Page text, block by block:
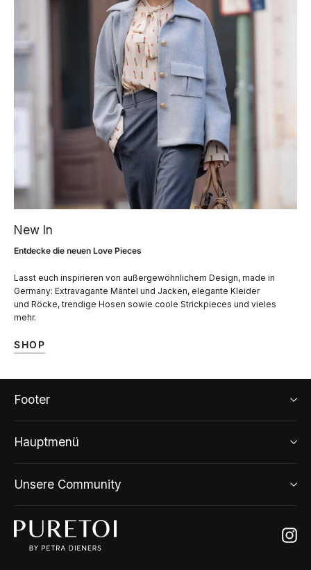
New In
Entdecke die neuen Love Pieces
Lasst euch inspirieren von außergewöhnlichem Design, made in
Germany: Extravagante Mäntel und Jacken, elegante Kleider
und Röcke, trendige Hosen sowie coole Strickpieces und vieles
mehr.
SHOP
Footer
Hauptmenü
Unsere Community